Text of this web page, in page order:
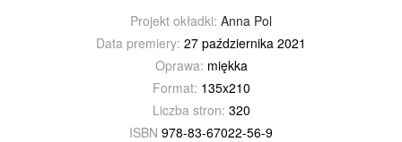
Projekt okładki: Anna Pol
Data premiery: 27 października 2021
Oprawa: miękka
Format: 135x210
Liczba stron: 320
ISBN 978-83-67022-56-9